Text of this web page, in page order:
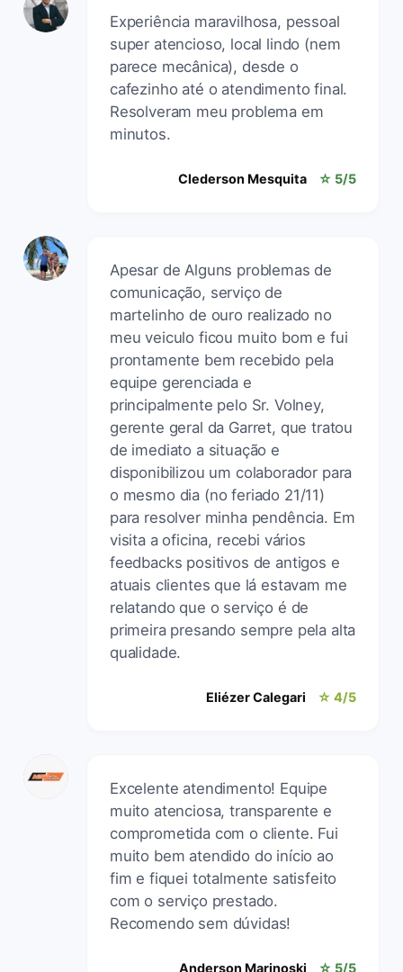
Experiência maravilhosa, pessoal
super atencioso, local lindo (nem
parece mecânica), desde o
cafezinho até o atendimento final.
Resolveram meu problema em
minutos.
Clederson Mesquita ☆ 5/5
Apesar de Alguns problemas de
comunicação, serviço de
martelinho de ouro realizado no
meu veiculo ficou muito bom e fui
prontamente bem recebido pela
equipe gerenciada e
principalmente pelo Sr. Volney,
gerente geral da Garret, que tratou
de imediato a situação e
disponibilizou um colaborador para
o mesmo dia (no feriado 21/11)
para resolver minha pendência. Em
visita a oficina, recebi vários
feedbacks positivos de antigos e
atuais clientes que lá estavam me
relatando que o serviço é de
primeira presando sempre pela alta
qualidade.
Eliézer Calegari ☆ 4/5
Excelente atendimento! Equipe
muito atenciosa, transparente e
comprometida com o cliente. Fui
muito bem atendido do início ao
fim e fiquei totalmente satisfeito
com o serviço prestado.
Recomendo sem dúvidas!
Anderson Marinoski ☆ 5/5